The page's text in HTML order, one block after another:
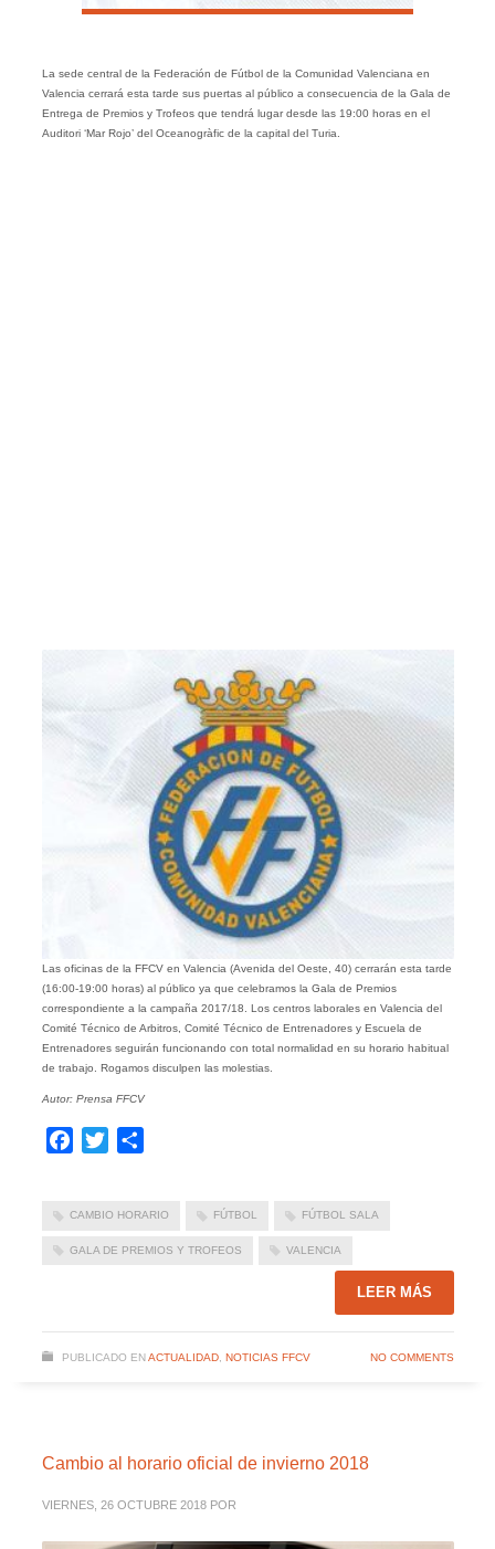
La sede central de la Federación de Fútbol de la Comunidad Valenciana en
Valencia cerrará esta tarde sus puertas al público a consecuencia de la Gala de
Entrega de Premios y Trofeos que tendrá lugar desde las 19:00 horas en el
Auditori ‘Mar Rojo’ del Oceanogràfic de la capital del Turia.
Las oficinas de la FFCV en Valencia (Avenida del Oeste, 40) cerrarán esta tarde
(16:00-19:00 horas) al público ya que celebramos la Gala de Premios
correspondiente a la campaña 2017/18. Los centros laborales en Valencia del
Comité Técnico de Arbitros, Comité Técnico de Entrenadores y Escuela de
Entrenadores seguirán funcionando con total normalidad en su horario habitual
de trabajo. Rogamos disculpen las molestias.
Autor: Prensa FFCV
Facebook
Twitter
CAMBIO HORARIO FÚTBOL FÚTBOL SALA
GALA DE PREMIOS Y TROFEOS VALENCIA
LEER MÁS
PUBLICADO EN ACTUALIDAD, NOTICIAS FFCV NO COMMENTS
Cambio al horario oficial de invierno 2018
VIERNES, 26 OCTUBRE 2018 POR